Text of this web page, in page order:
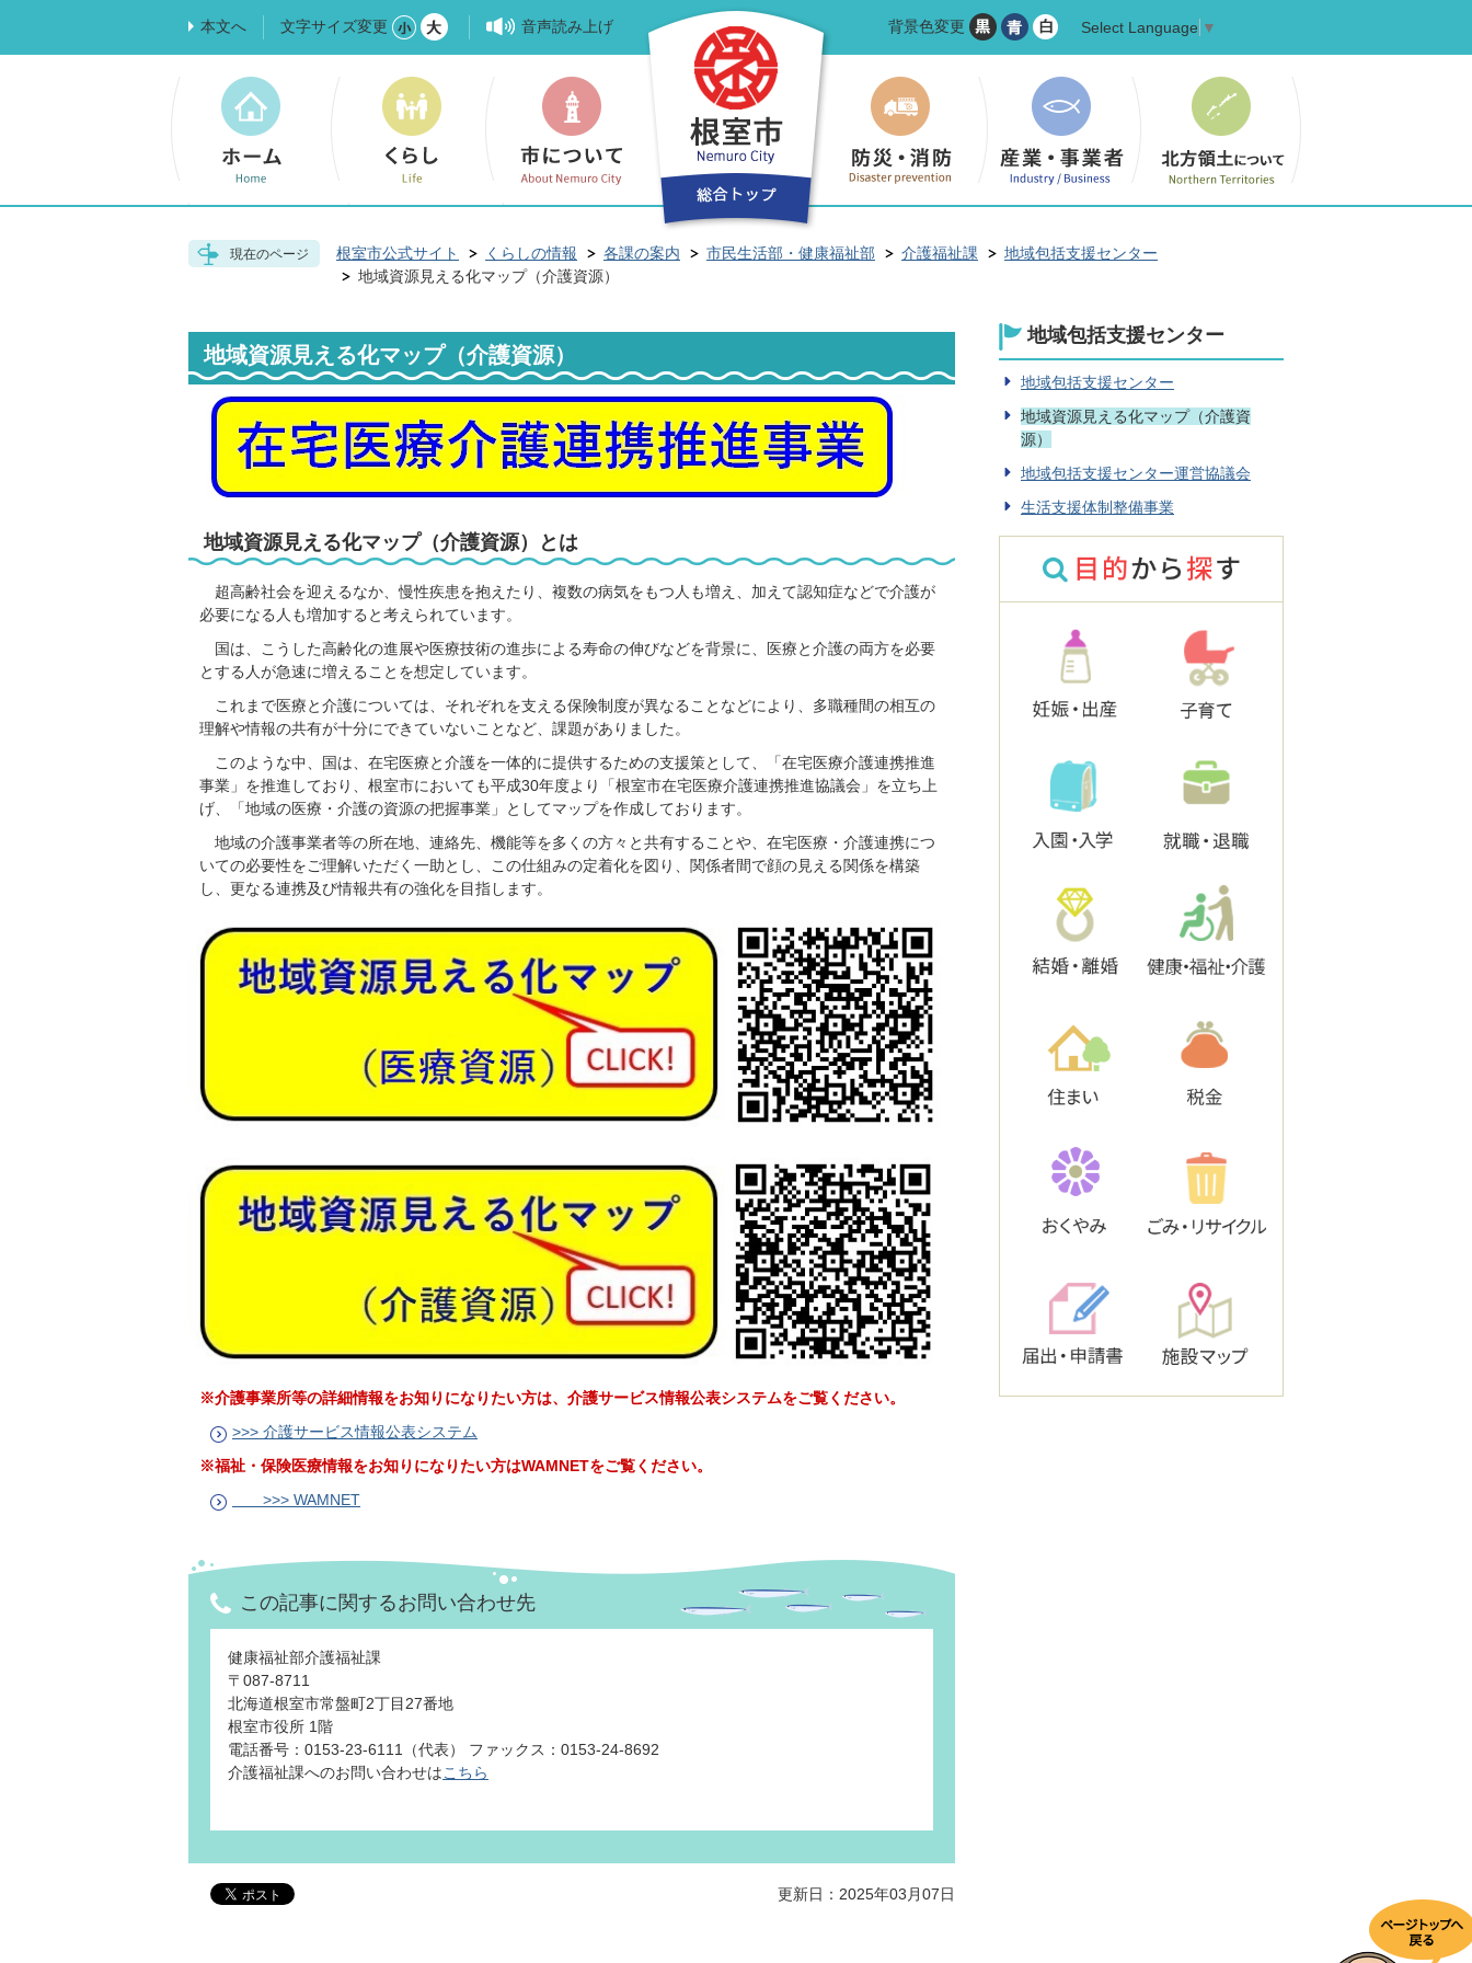
本文へ 文字サイズ変更 音声読み上げ 背景色変更 Select Language ▼
現在のページ 根室市公式サイト くらしの情報 各課の案内 市民生活部・健康福祉部 介護福祉課
地域包括支援センター
地域資源見える化マップ（介護資源）
地域資源見える化マップ（介護資源）
地域資源見える化マップ（介護資源）とは
超高齢社会を迎えるなか、慢性疾患を抱えたり、複数の病気をもつ人も増え、加えて認知症などで介護が
必要になる人も増加すると考えられています。
国は、こうした高齢化の進展や医療技術の進歩による寿命の伸びなどを背景に、医療と介護の両方を必要
とする人が急速に増えることを想定しています。
これまで医療と介護については、それぞれを支える保険制度が異なることなどにより、多職種間の相互の
理解や情報の共有が十分にできていないことなど、課題がありました。
このような中、国は、在宅医療と介護を一体的に提供するための支援策として、「在宅医療介護連携推進
事業」を推進しており、根室市においても平成30年度より「根室市在宅医療介護連携推進協議会」を立ち上
げ、「地域の医療・介護の資源の把握事業」としてマップを作成しております。
地域の介護事業者等の所在地、連絡先、機能等を多くの方々と共有することや、在宅医療・介護連携につ
いての必要性をご理解いただく一助とし、この仕組みの定着化を図り、関係者間で顔の見える関係を構築
し、更なる連携及び情報共有の強化を目指します。
※介護事業所等の詳細情報をお知りになりたい方は、介護サービス情報公表システムをご覧ください。
>>> 介護サービス情報公表システム
※福祉・保険医療情報をお知りになりたい方はWAMNETをご覧ください。
>>> WAMNET
この記事に関するお問い合わせ先
健康福祉部介護福祉課
〒087-8711
北海道根室市常盤町2丁目27番地
根室市役所 1階
電話番号：0153-23-6111（代表） ファックス：0153-24-8692
介護福祉課へのお問い合わせはこちら
更新日：2025年03月07日
地域包括支援センター
地域包括支援センター
地域資源見える化マップ（介護資
源）
地域包括支援センター運営協議会
生活支援体制整備事業